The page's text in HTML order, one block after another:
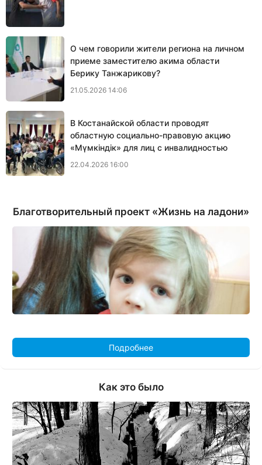
О чем говорили жители региона на личном
приеме заместителю акима области
Берику Танжарикову?
21.05.2026 14:06
В Костанайской области проводят
областную социально-правовую акцию
«Мүмкіндік» для лиц с инвалидностью
22.04.2026 16:00
Благотворительный проект «Жизнь на ладони»
Подробнее
Как это было